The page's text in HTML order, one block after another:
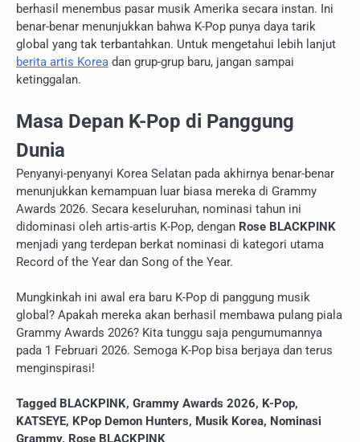
berhasil menembus pasar musik Amerika secara instan. Ini
benar-benar menunjukkan bahwa K-Pop punya daya tarik
global yang tak terbantahkan. Untuk mengetahui lebih lanjut
berita artis Korea dan grup-grup baru, jangan sampai
ketinggalan.
Masa Depan K-Pop di Panggung
Dunia
Penyanyi-penyanyi Korea Selatan pada akhirnya benar-benar
menunjukkan kemampuan luar biasa mereka di Grammy
Awards 2026. Secara keseluruhan, nominasi tahun ini
didominasi oleh artis-artis K-Pop, dengan Rose BLACKPINK
menjadi yang terdepan berkat nominasi di kategori utama
Record of the Year dan Song of the Year.
Mungkinkah ini awal era baru K-Pop di panggung musik
global? Apakah mereka akan berhasil membawa pulang piala
Grammy Awards 2026? Kita tunggu saja pengumumannya
pada 1 Februari 2026. Semoga K-Pop bisa berjaya dan terus
menginspirasi!
Tagged BLACKPINK, Grammy Awards 2026, K-Pop,
KATSEYE, KPop Demon Hunters, Musik Korea, Nominasi
Grammy, Rose BLACKPINK